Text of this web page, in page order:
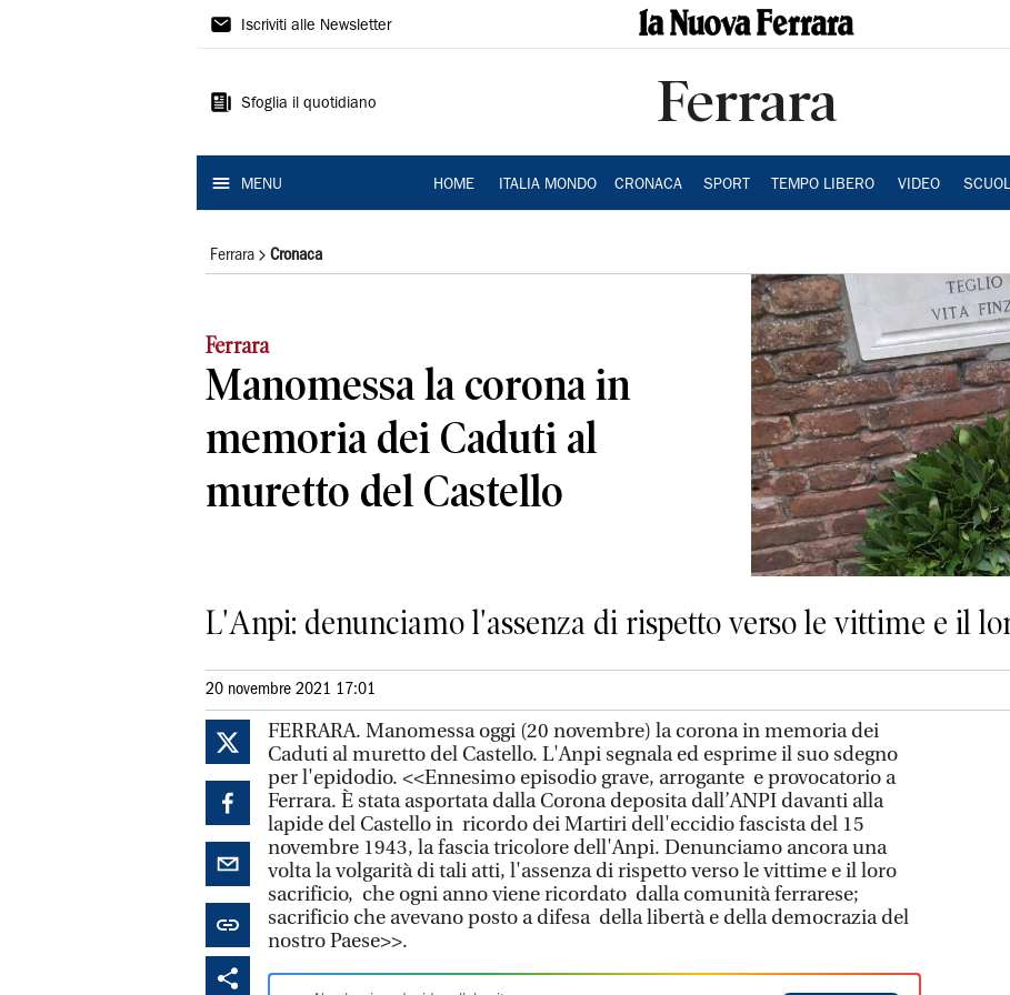
La
Ferrara
Iscriviti alle Newsletter
Sfoglia il quotidiano Ferrara
MENU HOME ITALIA MONDO CRONACA SPORT TEMPO LIBERO VIDEO
Ferrara Cronaca
Ferrara
Manomessa la corona in
memoria dei Caduti al
muretto del Castello
L'Anpi: denunciamo l'assenza di rispetto verso le vittime e il
20 novembre 2021 17:01
FERRARA. Manomessa oggi (20 novembre) la corona in memoria dei
Caduti al muretto del Castello. L'Anpi segnala ed esprime il suo sdegno
per l'epidodio. <<Ennesimo episodio grave, arrogante e provocatorio a
Ferrara. È stata asportata dalla Corona deposita dall’ANPI davanti alla
lapide del Castello in ricordo dei Martiri dell'eccidio fascista del 15
novembre 1943, la fascia tricolore dell'Anpi. Denunciamo ancora una
volta la volgarità di tali atti, l'assenza di rispetto verso le vittime e il loro
sacrificio, che ogni anno viene ricordato dalla comunità ferrarese;
sacrificio che avevano posto a difesa della libertà e della democrazia del
nostro Paese>>.